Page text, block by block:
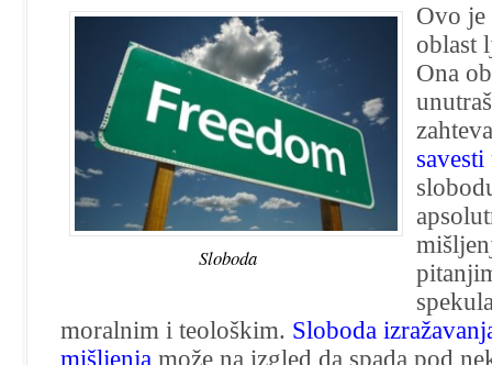
citati
Sloboda
Ovo je
oblast
Ona
savesti
moralnim i teološkim. Sloboda
mišljenja može na izgled da spada pod